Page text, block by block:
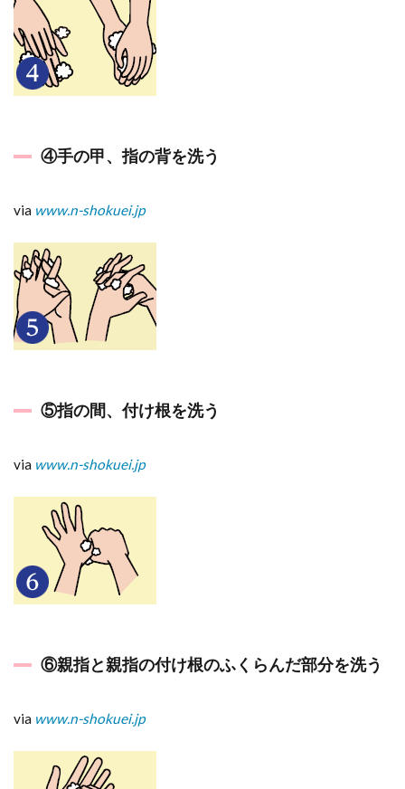
④手の甲、指の背を洗う
via www.n-shokuei.jp
⑤指の間、付け根を洗う
via www.n-shokuei.jp
⑥親指と親指の付け根のふくらんだ部分を洗う
via www.n-shokuei.jp